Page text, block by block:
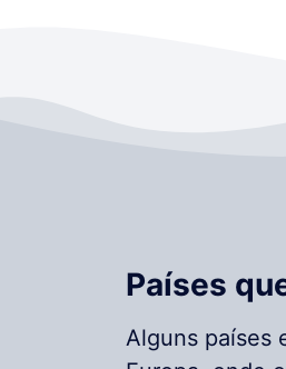
Países
Alguns países